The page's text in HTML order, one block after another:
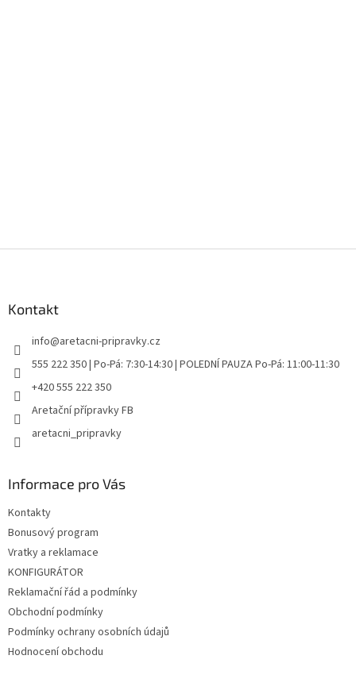
Kontakt
info@aretacni-pripravky.cz
555 222 350 | Po-Pá: 7:30-14:30 | POLEDNÍ PAUZA Po-Pá: 11:00-11:30
+420 555 222 350
Aretační přípravky FB
aretacni_pripravky
Informace pro Vás
Kontakty
Bonusový program
Vratky a reklamace
KONFIGURÁTOR
Reklamační řád a podmínky
Obchodní podmínky
Podmínky ochrany osobních údajů
Hodnocení obchodu